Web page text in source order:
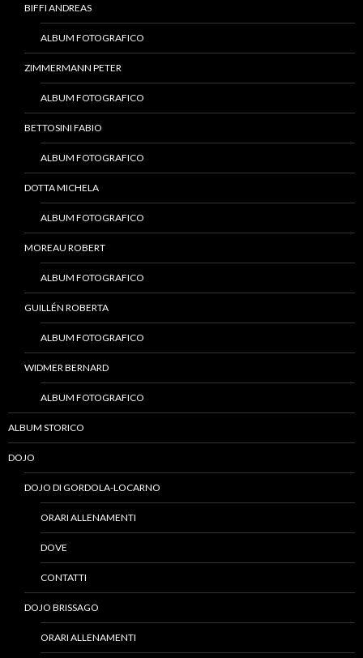
BIFFI ANDREAS
ALBUM FOTOGRAFICO
ZIMMERMANN PETER
ALBUM FOTOGRAFICO
BETTOSINI FABIO
ALBUM FOTOGRAFICO
DOTTA MICHELA
ALBUM FOTOGRAFICO
MOREAU ROBERT
ALBUM FOTOGRAFICO
GUILLÉN ROBERTA
ALBUM FOTOGRAFICO
WIDMER BERNARD
ALBUM FOTOGRAFICO
ALBUM STORICO
DOJO
DOJO DI GORDOLA-LOCARNO
ORARI ALLENAMENTI
DOVE
CONTATTI
DOJO BRISSAGO
ORARI ALLENAMENTI